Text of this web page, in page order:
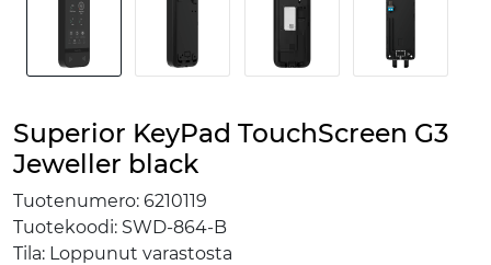
Superior KeyPad TouchScreen G3
Jeweller black
Tuotenumero: 6210119
Tuotekoodi: SWD-864-B
Tila: Loppunut varastosta